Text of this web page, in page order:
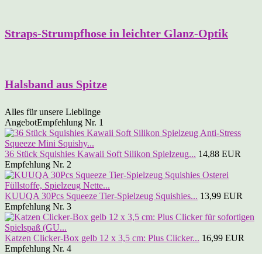
Straps-Strumpfhose in leichter Glanz-Optik
Halsband aus Spitze
Alles für unsere Lieblinge
AngebotEmpfehlung Nr. 1
36 Stück Squishies Kawaii Soft Silikon Spielzeug... 14,88 EUR
Empfehlung Nr. 2
KUUQA 30Pcs Squeeze Tier-Spielzeug Squishies... 13,99 EUR
Empfehlung Nr. 3
Katzen Clicker-Box gelb 12 x 3,5 cm: Plus Clicker... 16,99 EUR
Empfehlung Nr. 4